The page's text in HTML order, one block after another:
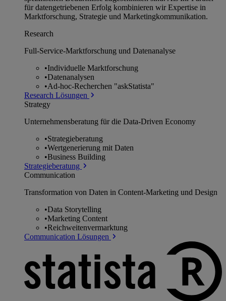
für datengetriebenen Erfolg kombinieren wir Expertise in
Marktforschung, Strategie und Marketingkommunikation.
Research
Full-Service-Marktforschung und Datenanalyse
•Individuelle Marktforschung
•Datenanalysen
•Ad-hoc-Recherchen "askStatista"
Research Lösungen
Strategy
Unternehmens­beratung für die Data-Driven Economy
•Strategieberatung
•Wertgenerierung mit Daten
•Business Building
Strategieberatung
Communication
Transformation von Daten in Content-Marketing und Design
•Data Storytelling
•Marketing Content
•Reichweitenvermarktung
Communication Lösungen